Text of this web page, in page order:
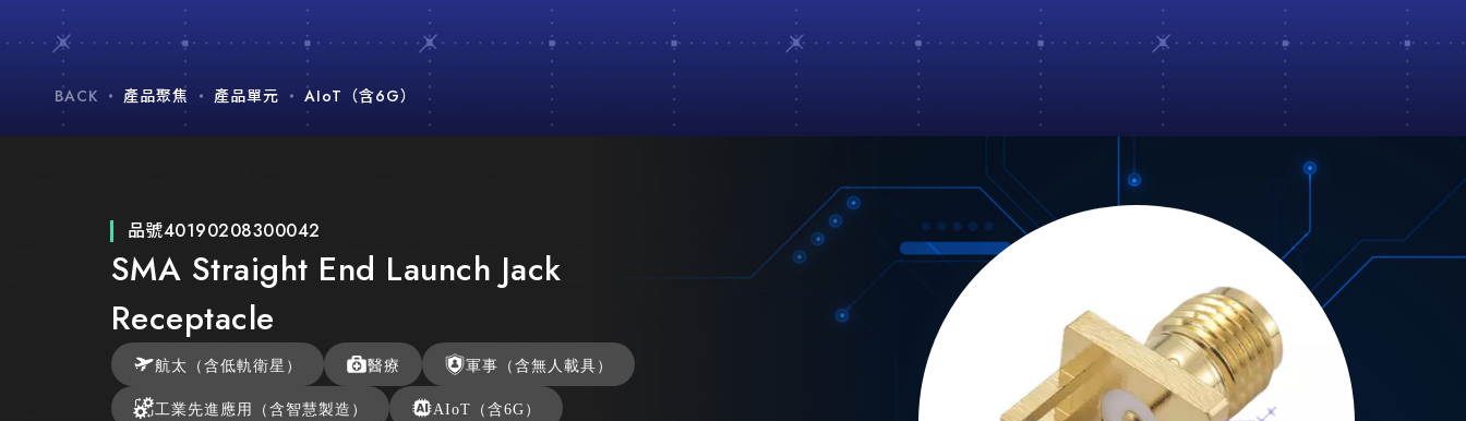
BACK 產品聚焦 產品單元 AIoT（含6G）
品號40190208300042
SMA Straight End Launch Jack
Receptacle
航太（含低軌衛星） 醫療 軍事（含無人載具）
工業先進應用（含智慧製造） AIoT（含6G）